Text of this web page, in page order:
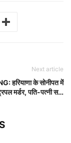
Next article
हरियाणा के सोनीपत में
मर्डर, पति-पत्नी स…